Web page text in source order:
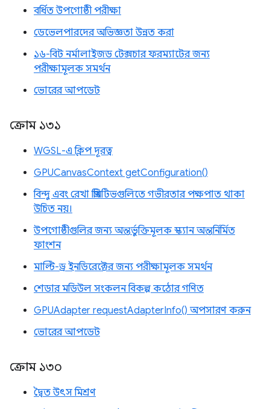
বর্ধিত উপগোষ্ঠী পরীক্ষা
ডেভেলপারদের অভিজ্ঞতা উন্নত করা
১৬-বিট নর্মালাইজড টেক্সচার ফরম্যাটের জন্য
পরীক্ষামূলক সমর্থন
ভোরের আপডেট
ক্রোম ১৩১
WGSL-এ ক্লিপ দূরত্ব
GPUCanvasContext getConfiguration()
বিন্দু এবং রেখা প্রিমিটিভগুলিতে গভীরতার পক্ষপাত থাকা
উচিত নয়।
উপগোষ্ঠীগুলির জন্য অন্তর্ভুক্তিমূলক স্ক্যান অন্তর্নির্মিত
ফাংশন
মাল্টি-ড্র ইনডিরেক্টের জন্য পরীক্ষামূলক সমর্থন
শেডার মডিউল সংকলন বিকল্প কঠোর গণিত
GPUAdapter requestAdapterInfo() অপসারণ করুন
ভোরের আপডেট
ক্রোম ১৩০
দ্বৈত উৎস মিশ্রণ